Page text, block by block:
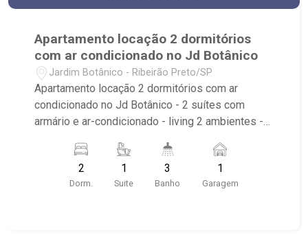
Apartamento locação 2 dormitórios
com ar condicionado no Jd Botânico
Jardim Botânico - Ribeirão Preto/SP
Apartamento locação 2 dormitórios com ar
condicionado no Jd Botânico - 2 suítes com
armário e ar-condicionado - living 2 ambientes -
lavabo - Imóvel possui living com home, suítes
com armário e ar-condicionado, banheiros com
armário iluminado - Próximo ao colégio Itamarati,
2
Dorm.
1
Suite
3
Banho
1
Garagem